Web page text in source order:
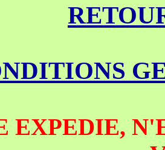
EXPEDIE,